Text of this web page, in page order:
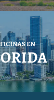
EN